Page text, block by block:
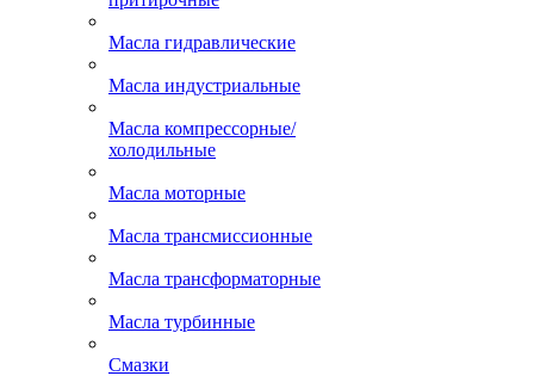
Масла гидравлические
Масла индустриальные
Масла компрессорные/
холодильные
Масла моторные
Масла трансмиссионные
Масла трансформаторные
Масла турбинные
Смазки